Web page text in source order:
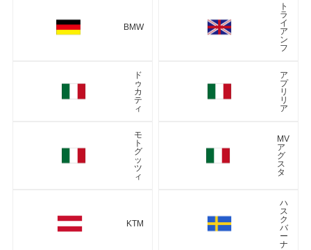
BMW
ト
ラ
イ
ア
ン
フ
ド
ゥ
カ
テ
ィ
ア
プ
リ
リ
ア
モ
ト
グ
ッ
ツ
ィ
MV
ア
グ
ス
タ
KTM
ハ
ス
ク
バ
ー
ナ